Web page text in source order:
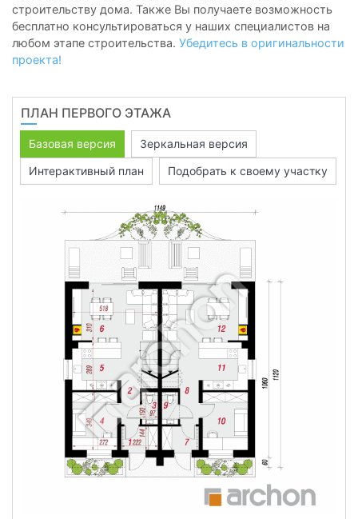
строительству дома. Также Вы получаете возможность
бесплатно консультироваться у наших специалистов на
любом этапе строительства. Убедитесь в оригинальности
проекта!
ПЛАН ПЕРВОГО ЭТАЖА
Базовая версия
Зеркальная версия
Интерактивный план
Подобрать к своему участку